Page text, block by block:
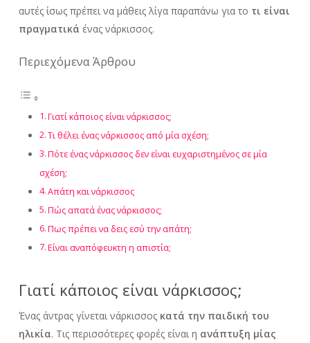
αυτές ίσως πρέπει να μάθεις λίγα παραπάνω για το τι είναι
πραγματικά ένας νάρκισσος.
Περιεχόμενα Άρθρου
Γιατί κάποιος είναι νάρκισσος;
Τι θέλει ένας νάρκισσος από μία σχέση;
Πότε ένας νάρκισσος δεν είναι ευχαριστημένος σε μία
σχέση;
Απάτη και νάρκισσος
Πώς απατά ένας νάρκισσος;
Πως πρέπει να δεις εσύ την απάτη;
Είναι αναπόφευκτη η απιστία;
Γιατί κάποιος είναι νάρκισσος;
Ένας άντρας γίνεται νάρκισσος κατά την παιδική του
ηλικία. Τις περισσότερες φορές είναι η ανάπτυξη μίας